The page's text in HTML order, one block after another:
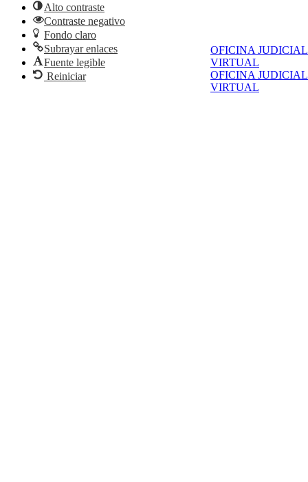
OFICINA JUDICIAL
VIRTUAL
OFICINA JUDICIAL
VIRTUAL
Alto contraste
Contraste negativo
Fondo claro
Subrayar enlaces
Fuente legible
Reiniciar